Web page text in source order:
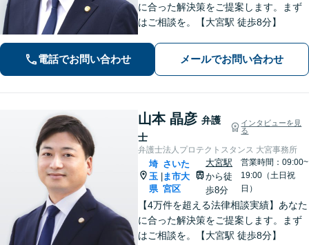
に合った解決策をご提案します。まず
はご相談を。【大宮駅 徒歩8分】
電話でお問い合わせ メールでお問い合わせ
山本 晶彦 弁護
士
インタビューを見
る
弁護士法人プロテクトスタンス 大宮事務所
埼
玉
県
さいた
ま市大
宮区
大宮駅
から徒
歩8分
営業時間：09:00~
19:00（土日祝
日）
【4万件を超える法律相談実績】あなた
に合った解決策をご提案します。まず
はご相談を。【大宮駅 徒歩8分】